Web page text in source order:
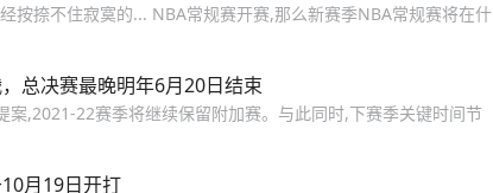
按捺不住寂寞的... NBA常规赛开赛,那么新赛季NBA常规赛将在什
总决赛最晚明年6月20日结束
,2021-22赛季将继续保留附加赛。与此同时,下赛季关键时间节
月19日开打